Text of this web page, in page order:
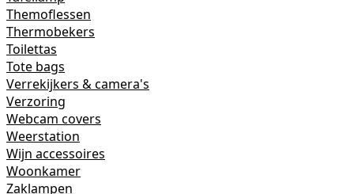
Themoflessen
Thermobekers
Toilettas
Tote bags
Verrekijkers & camera's
Verzoring
Webcam covers
Weerstation
Wijn accessoires
Woonkamer
Zaklampen